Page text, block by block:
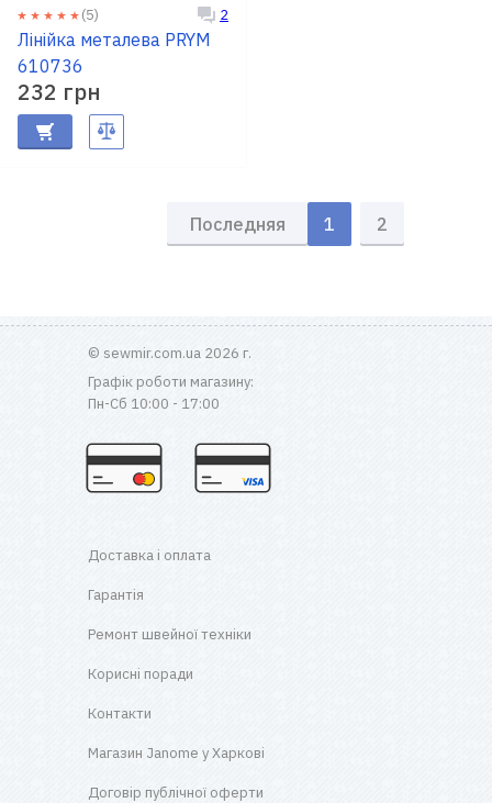
(5) 2
Лінійка металева PRYM
610736
232 грн
1 2
Последняя
© sewmir.com.ua 2026 г.
Графік роботи магазину:
Пн-Сб 10:00 - 17:00
Доставка і оплата
Гарантія
Ремонт швейної техніки
Корисні поради
Контакти
Магазин Janome у Харкові
Договір публічної оферти